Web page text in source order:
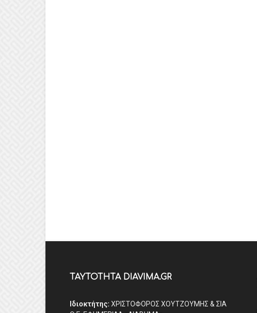
ΤΑΥΤΟΤΗΤΑ DIAVIMA.GR
Ιδιοκτήτης: ΧΡΙΣΤΟΦΟΡΟΣ ΧΟΥΤΖΟΥΜΗΣ & ΣΙΑ